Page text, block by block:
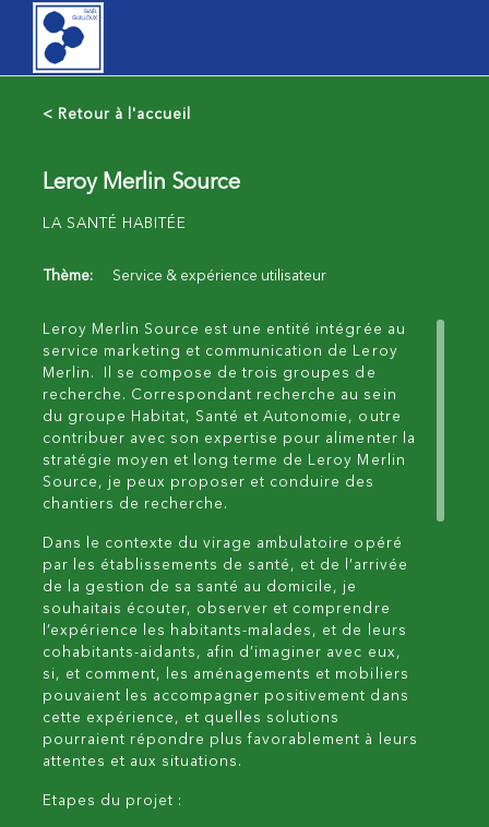
< Retour à l'accueil
Leroy Merlin Source
LA SANTÉ HABITÉE
Thème: Service & expérience utilisateur
Leroy Merlin Source est une entité intégrée au
service marketing et communication de Leroy
Merlin. Il se compose de trois groupes de
recherche. Correspondant recherche au sein
du groupe Habitat, Santé et Autonomie, outre
contribuer avec son expertise pour alimenter la
stratégie moyen et long terme de Leroy Merlin
Source, je peux proposer et conduire des
chantiers de recherche.
Dans le contexte du virage ambulatoire opéré
par les établissements de santé, et de l’arrivée
de la gestion de sa santé au domicile, je
souhaitais écouter, observer et comprendre
l’expérience les habitants-malades, et de leurs
cohabitants-aidants, afin d’imaginer avec eux,
si, et comment, les aménagements et mobiliers
pouvaient les accompagner positivement dans
cette expérience, et quelles solutions
pourraient répondre plus favorablement à leurs
attentes et aux situations.
Etapes du projet :